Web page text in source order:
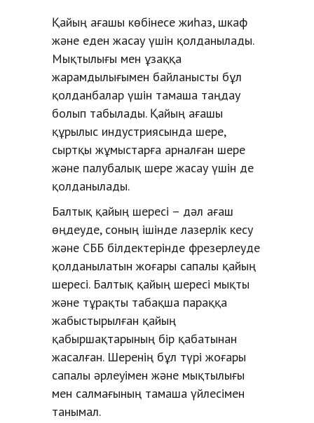
Қайың ағашы көбінесе жиһаз, шкаф
және еден жасау үшін қолданылады.
Мықтылығы мен ұзаққа
жарамдылығымен байланысты бұл
қолданбалар үшін тамаша таңдау
болып табылады. Қайың ағашы
құрылыс индустриясында шере,
сыртқы жұмыстарға арналған шере
және палубалық шере жасау үшін де
қолданылады.
Балтық қайың шересі – дәл ағаш
өңдеуде, соның ішінде лазерлік кесу
және СББ білдектерінде фрезерлеуде
қолданылатын жоғары сапалы қайың
шересі. Балтық қайың шересі мықты
және тұрақты табақша параққа
жабыстырылған қайың
қабыршақтарының бір қабатынан
жасалған. Шеренің бұл түрі жоғары
сапалы әрлеуімен және мықтылығы
мен салмағының тамаша үйлесімен
танымал.